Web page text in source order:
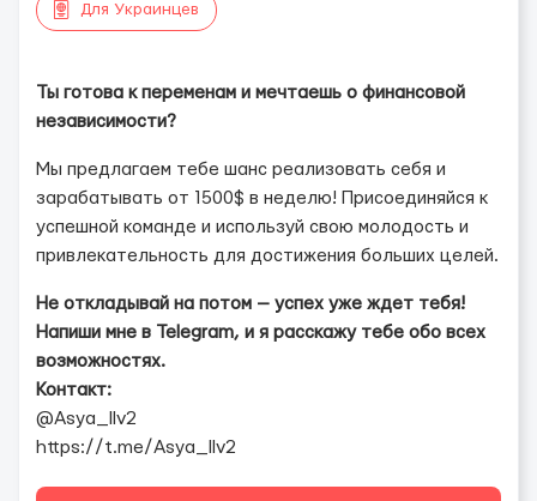
Для Украинцев
Ты готова к переменам и мечтаешь о финансовой
независимости?
Мы предлагаем тебе шанс реализовать себя и
зарабатывать от 1500$ в неделю! Присоединяйся к
успешной команде и используй свою молодость и
привлекательность для достижения больших целей.
Не откладывай на потом — успех уже ждет тебя!
Напиши мне в Telegram, и я расскажу тебе обо всех
возможностях.
Контакт:
@Asya_llv2
https://t.me/Asya_llv2